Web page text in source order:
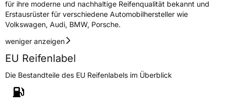
EisgripNein
EPREL ID432716
Allgemeine Produktsicherheit (GPSR)
Strasse 1 65779 Kelkheim Deutschland,
für ihre moderne und nachhaltige Reifenqualität bekannt und
Erstausrüster für verschiedene Automobilhersteller wie
Volkswagen, Audi, BMW, Porsche.
weniger anzeigen
EU Reifenlabel
Die Bestandteile des EU Reifenlabels im Überblick